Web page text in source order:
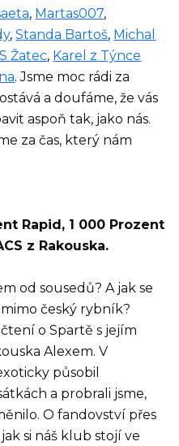
, Martas007,
,Standa Bartoš, Michal
Žatec, Karel z Týnce
. Jsme moc rádi za
a doufáme, že vás
aspoň tak, jako nás.
za čas, který nám
Rapid, 1 000 Prozent
z Rakouska.
od sousedů? A jak se
český rybník?
o Spartě s jejím
Alexem. V
působil
a probrali jsme,
O fandovství přes
si náš klub stojí ve